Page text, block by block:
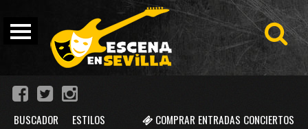
COMPRAR ENTRADAS CONCIERTOS
BUSCADOR ESTILOS